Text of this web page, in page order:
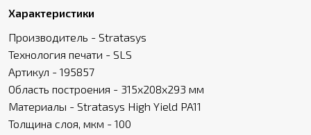
Характеристики
Производитель - Stratasys
Технология печати - SLS
Артикул - 195857
Область построения - 315x208x293 мм
Материалы - Stratasys High Yield PA11
Толщина слоя, мкм - 100